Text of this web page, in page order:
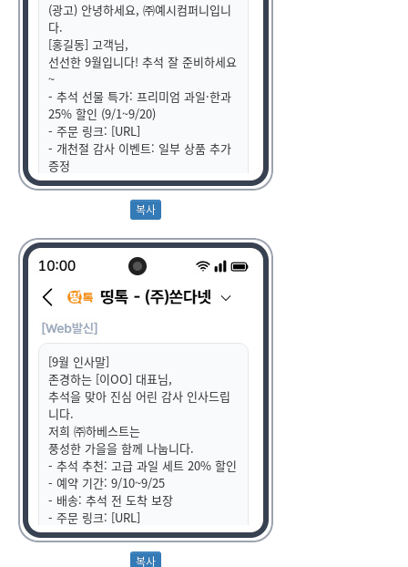
(광고) 안녕하세요, ㈜예시컴퍼니입니
다.
[홍길동] 고객님,
선선한 9월입니다! 추석 잘 준비하세요
~
- 추석 선물 특가: 프리미엄 과일·한과
25% 할인 (9/1~9/20)
- 주문 링크: [URL]
- 개천절 감사 이벤트: 일부 상품 추가
증정
풍요롭고 감사한 9월 되세요!
무료수신거부 080-123-4567
[9월 인사말]
존경하는 [이OO] 대표님,
추석을 맞아 진심 어린 감사 인사드립
니다.
저희 ㈜하베스트는
풍성한 가을을 함께 나눕니다.
- 추석 추천: 고급 과일 세트 20% 할인
- 예약 기간: 9/10~9/25
- 배송: 추석 전 도착 보장
- 주문 링크: [URL]
건강하고 행복한 9월 되십시오.
- ㈜하베스트 드림